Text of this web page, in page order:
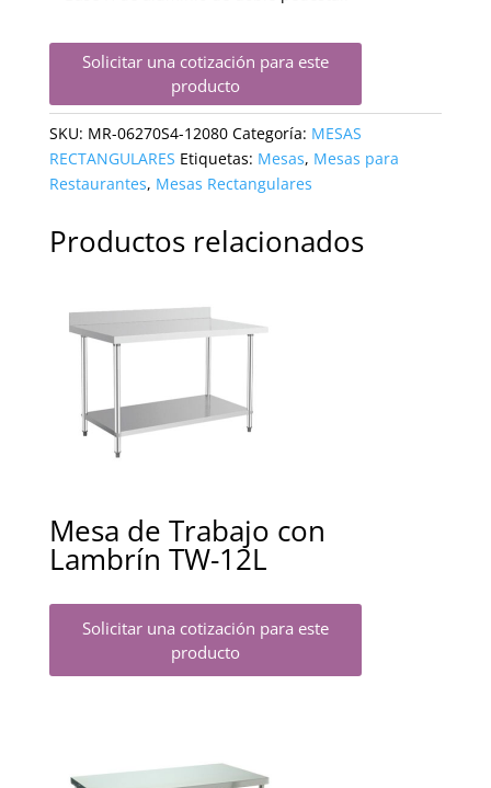
Solicitar una cotización para este
producto
SKU: MR-06270S4-12080 Categoría: MESAS
RECTANGULARES Etiquetas: Mesas, Mesas para
Restaurantes, Mesas Rectangulares
Productos relacionados
Mesa de Trabajo con
Lambrín TW-12L
Solicitar una cotización para este
producto